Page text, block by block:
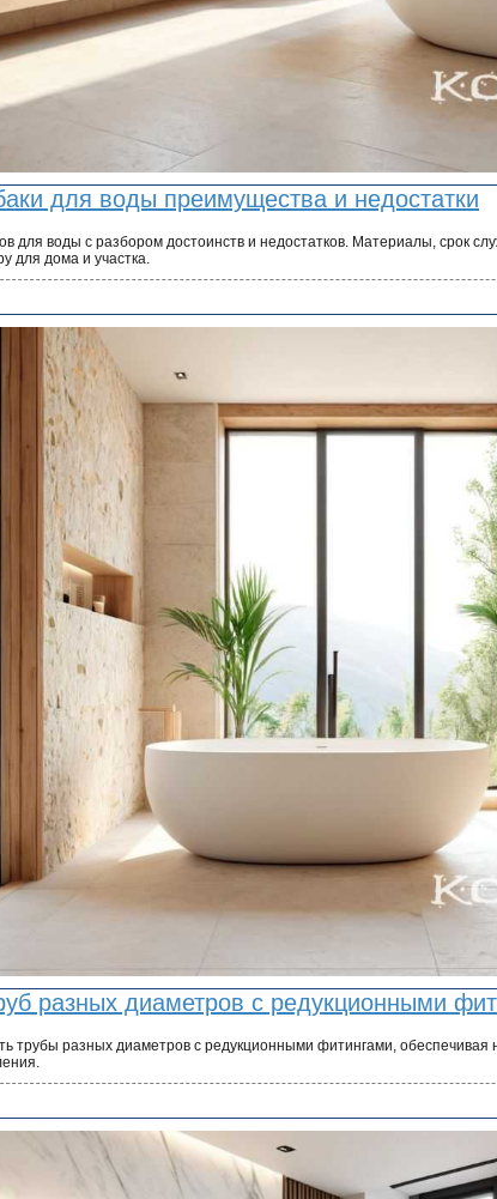
для воды преимущества и недостатки
для воды с разбором достоинств и недостатков. Материалы, срок
для дома и участка.
разных диаметров с редукционными
трубы разных диаметров с редукционными фитингами, обеспечивая